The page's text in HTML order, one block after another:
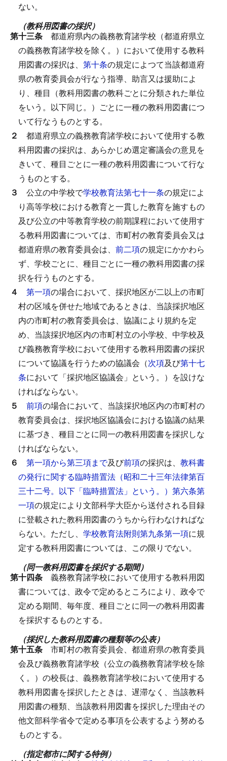
ない。
（教科用図書の採択）
第十三条 都道府県内の義務教育諸学校（都道府県立
の義務教育諸学校を除く。）において使用する教科
用図書の採択は、 第十条の規定によつて当該都道府
県の教育委員会が行なう指導、助言又は援助によ
り、種目（教科用図書の教科ごとに分類された単位
をいう。以下同じ。）ごとに一種の教科用図書につ
いて行なうものとする。
２ 都道府県立の義務教育諸学校において使用する教
科用図書の採択は、あらかじめ選定審議会の意見を
きいて、種目ごとに一種の教科用図書について行な
うものとする。
３ 公立の中学校で学校教育法第七十一条の規定によ
り高等学校における教育と一貫した教育を施すもの
及び公立の中等教育学校の前期課程において使用す
る教科用図書については、市町村の教育委員会又は
都道府県の教育委員会は、 前二項の規定にかかわら
ず、学校ごとに、種目ごとに一種の教科用図書の採
択を行うものとする。
４ 第一項の場合において、採択地区が二以上の市町
村の区域を併せた地域であるときは、当該採択地区
内の市町村の教育委員会は、協議により規約を定
め、当該採択地区内の市町村立の小学校、中学校及
び義務教育学校において使用する教科用図書の採択
について協議を行うための協議会（次項及び第十七
条において「採択地区協議会」という。）を設けな
ければならない。
５ 前項の場合において、当該採択地区内の市町村の
教育委員会は、採択地区協議会における協議の結果
に基づき、種目ごとに同一の教科用図書を採択しな
ければならない。
６ 第一項から第三項まで及び前項の採択は、 教科書
の発行に関する臨時措置法（昭和二十三年法律第百
三十二号。以下「臨時措置法」という。）第六条第
一項の規定により文部科学大臣から送付される目録
に登載された教科用図書のうちから行わなければな
らない。 ただし、 学校教育法附則第九条第一項に規
定する教科用図書については、この限りでない。
（同一教科用図書を採択する期間）
第十四条 義務教育諸学校において使用する教科用図
書については、政令で定めるところにより、政令で
定める期間、毎年度、種目ごとに同一の教科用図書
を採択するものとする。
（採択した教科用図書の種類等の公表）
第十五条 市町村の教育委員会、都道府県の教育委員
会及び義務教育諸学校（公立の義務教育諸学校を除
く。）の校長は、義務教育諸学校において使用する
教科用図書を採択したときは、遅滞なく、当該教科
用図書の種類、当該教科用図書を採択した理由その
他文部科学省令で定める事項を公表するよう努める
ものとする。
（指定都市に関する特例）